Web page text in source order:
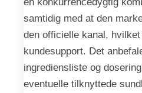
samtidig med at den
den officielle kanal,
kundesupport. Det
ingrediensliste og
eventuelle tilknyttede